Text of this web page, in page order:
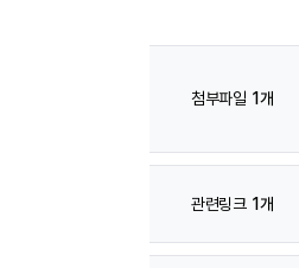
첨부파일 1개
관련링크 1개